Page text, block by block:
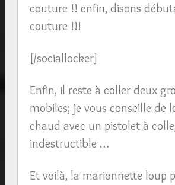
couture !! enfin, disons
couture !!!
[/sociallocker]
Enfin, il reste à coller deux
mobiles; je vous conseille de
chaud avec un pistolet à
indestructible …
Et voilà, la marionnette loup